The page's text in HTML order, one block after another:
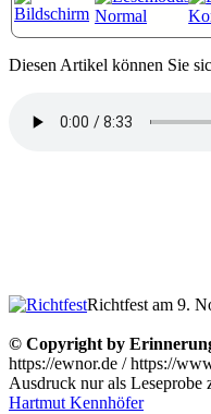
Diesen Artikel können Sie
Richtfest am 9.
© Copyright by
https://ewnor.de / https://
Ausdruck nur als Leseprobe
Hartmut Kennhöfer